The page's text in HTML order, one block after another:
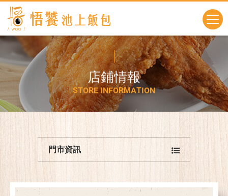
店鋪情報
STORE INFORMATION
門市資訊